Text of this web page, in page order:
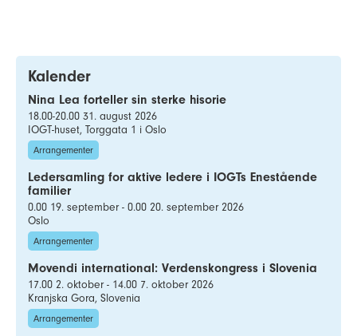
Kalender
Nina Lea forteller sin sterke hisorie
18.00-20.00 31. august 2026
IOGT-huset, Torggata 1 i Oslo
Arrangementer
Ledersamling for aktive ledere i IOGTs Enestående
familier
0.00 19. september - 0.00 20. september 2026
Oslo
Arrangementer
Movendi international: Verdenskongress i Slovenia
17.00 2. oktober - 14.00 7. oktober 2026
Kranjska Gora, Slovenia
Arrangementer